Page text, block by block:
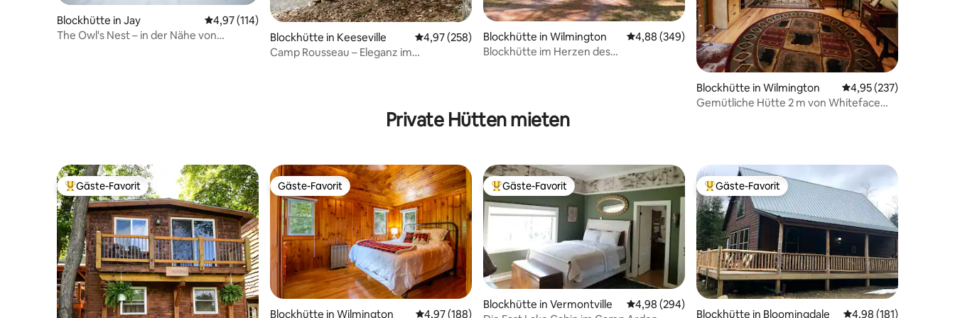
Blockhütte in Jay Durchschnittliche Bewertung: 4,97 von 5, 114 Bewertungen
4,97 (114)
The Owl's Nest – in der Nähe von
Blockhütte in Keeseville Durchschnittliche Bewertung: 4,97 von 5, 258 Bewertungen
4,97 (258)
Camp Rousseau – Eleganz im
Blockhütte in Wilmington Durchschnittliche Bewertung: 4,88 von 5, 349 Bewertungen
4,88 (349)
Blockhütte im Herzen des
Blockhütte in Wilmington Durchschnittliche
4,95 (237)
Gemütliche Hütte 2 m von Whiteface
Private Hütten mieten
Beliebter Gäste-Favorit.
Gäste-Favorit Gäste-Favorit
Gäste-Favorit
Blockhütte in Wilmington Durchschnittliche Bewertung: 4,97 von 5, 188 Bewertungen
4,97 (188)
Beliebter Gäste-Favorit.
Gäste-Favorit
Blockhütte in Vermontville Durchschnittliche Bewertung: 4,98 von 5, 294 Bewertungen
4,98 (294)
Beliebter Gäste-Favorit.
Gäste-Favorit
Blockhütte in Bloomingdale Durchschnittliche
4,98 (181)